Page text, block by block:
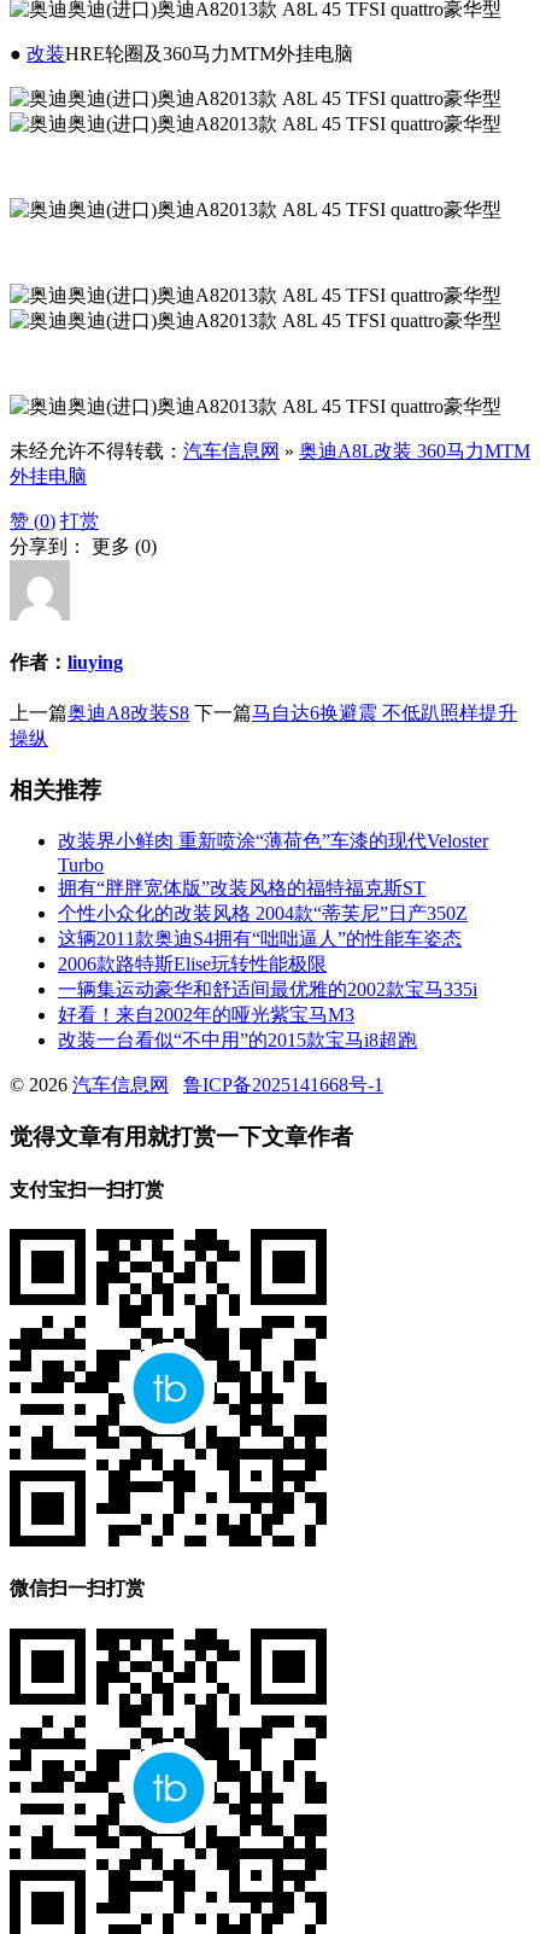
● 改装HRE轮圈及360马力MTM外挂电脑
未经允许不得转载： 汽车信息网 » 奥迪A8L改装 360马力MTM
外挂电脑
赞 (0) 打赏
分享到： 更多 (0)
作者： liuying
上一篇奥迪A8改装S8 下一篇马自达6换避震 不低趴照样提升
操纵
相关推荐
改装界小鲜肉 重新喷涂“薄荷色”车漆的现代Veloster
Turbo
拥有“胖胖宽体版”改装风格的福特福克斯ST
个性小众化的改装风格 2004款“蒂芙尼”日产350Z
这辆2011款奥迪S4拥有“咄咄逼人”的性能车姿态
2006款路特斯Elise玩转性能极限
一辆集运动豪华和舒适间最优雅的2002款宝马335i
好看！来自2002年的哑光紫宝马M3
改装一台看似“不中用”的2015款宝马i8超跑
© 2026 汽车信息网 鲁ICP备2025141668号-1
觉得文章有用就打赏一下文章作者
支付宝扫一扫打赏
微信扫一扫打赏